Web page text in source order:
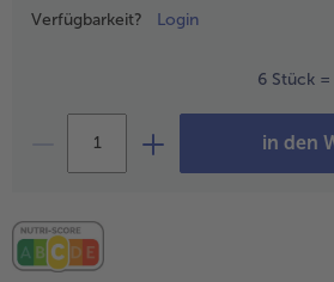
alle Süße Vielfalt
Confiserie & Feinkost
alle Küchenhelfer
Preisangabe
Verfügbarkeit? Login
6 Stück
in den